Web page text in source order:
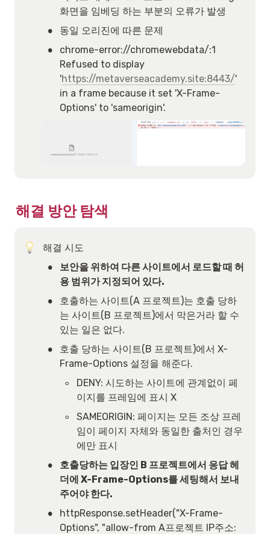
화면을 임베딩 하는 부분의 오류가 발생
• 동일 오리진에 따른 문제
•
chrome-error://chromewebdata/:1
Refused to display
'https://metaverseacademy.site:8443/'
in a frame because it set 'X-Frame-
Options' to 'sameorigin'.
해결 방안 탐색
해결 시도
•
보안을 위하여 다른 사이트에서 로드할 때 허
용 범위가 지정되어 있다.
•
호출하는 사이트(A 프로젝트)는 호출 당하
는 사이트(B 프로젝트)에서 막은거라 할 수
있는 일은 없다.
•
호출 당하는 사이트(B 프로젝트)에서 X-
Frame-Options 설정을 해준다.
◦
DENY: 시도하는 사이트에 관계없이 페
이지를 프레임에 표시 X
◦
SAMEORIGIN: 페이지는 모든 조상 프레
임이 페이지 자체와 동일한 출처인 경우
에만 표시
•
호출당하는 입장인 B 프로젝트에서 응답 헤
더에 X-Frame-Options를 세팅해서 보내
주어야 한다.
•
httpResponse.setHeader("X-Frame-
Options", "allow-from A프로젝트 IP주소: